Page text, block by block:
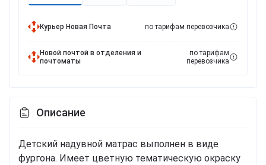
Курьер Новая Почта по тарифам перевозчика
Новой почтой в отделения и
почтоматы
по тарифам
перевозчика
Описание
Детский надувной матрас выполнен в виде
фургона. Имеет цветную тематическую окраску